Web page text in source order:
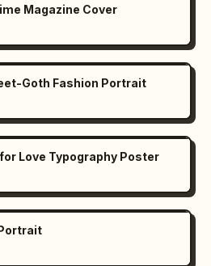
Magazine Cover
Goth Fashion Portrait
Love Typography Poster